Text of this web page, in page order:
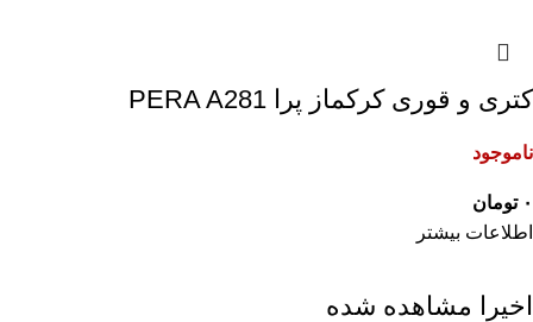
کتری و قوری کرکماز پرا PERA A281
ناموجود
۰ تومان
اطلاعات بیشتر
اخیرا مشاهده شده